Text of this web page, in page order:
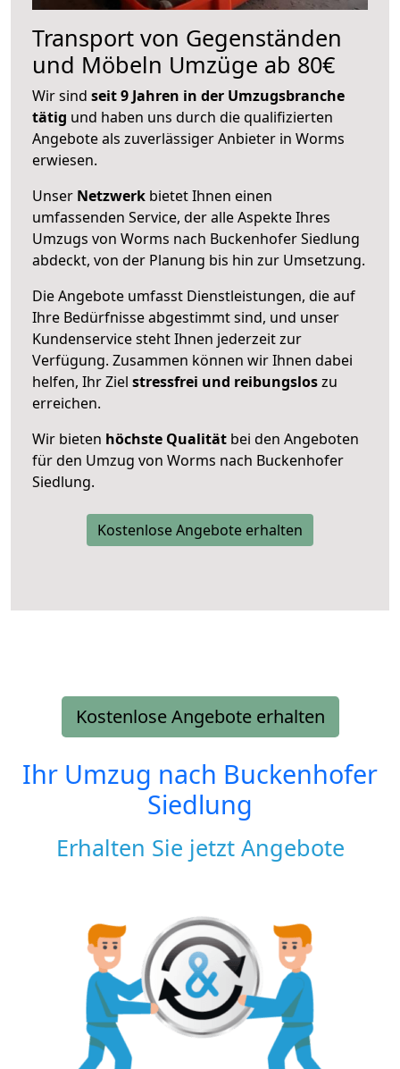
Transport von Gegenständen
und Möbeln Umzüge ab 80€
Wir sind seit 9 Jahren in der Umzugsbranche
tätig und haben uns durch die qualifizierten
Angebote als zuverlässiger Anbieter in Worms
erwiesen.
Unser Netzwerk bietet Ihnen einen
umfassenden Service, der alle Aspekte Ihres
Umzugs von Worms nach Buckenhofer Siedlung
abdeckt, von der Planung bis hin zur Umsetzung.
Die Angebote umfasst Dienstleistungen, die auf
Ihre Bedürfnisse abgestimmt sind, und unser
Kundenservice steht Ihnen jederzeit zur
Verfügung. Zusammen können wir Ihnen dabei
helfen, Ihr Ziel stressfrei und reibungsloszu
erreichen.
Wir bieten höchste Qualität bei den Angeboten
für den Umzug von Worms nach Buckenhofer
Siedlung.
Kostenlose Angebote erhalten
Kostenlose Angebote erhalten
Ihr Umzug nach Buckenhofer
Siedlung
Erhalten Sie jetzt Angebote